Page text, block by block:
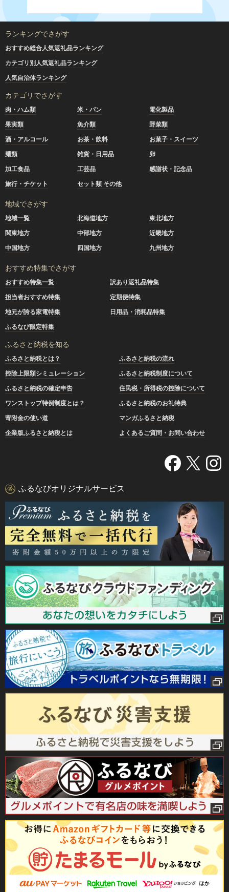
ランキングでさがす
おすすめ総合人気返礼品ランキング
カテゴリ別人気返礼品ランキング
人気自治体ランキング
カテゴリでさがす
肉・ハム類 米・パン
電化製品
果実類
魚介類
野菜類
酒・アルコール
お茶・飲料
お菓子・スイーツ
麺類
雑貨・日用品
卵
加工食品
工芸品
感謝状・記念品
旅行・チケット
セット類 その他
地域でさがす
地域一覧 北海道地方
東北地方
関東地方
中部地方
近畿地方
中国地方
四国地方 九州地方
おすすめ特集でさがす
おすすめ特集一覧
訳あり返礼品特集
担当者おすすめ特集
定期便特集
地元が誇る家電特集
日用品・消耗品特集
ふるなび限定特集
ふるさと納税を知る
ふるさと納税とは？
ふるさと納税の流れ
控除上限額シミュレーション
ふるさと納税制度について
ふるさと納税の確定申告
住民税・所得税の控除について
ワンストップ特例制度とは？
ふるさと納税のお礼特典
寄附金の使い道
マンガふるさと納税
企業版ふるさと納税とは
よくあるご質問・お問い合わせ
ふるなびオリジナルサービス